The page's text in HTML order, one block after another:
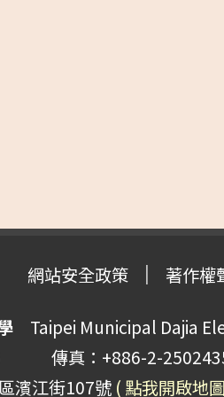
網站安全政策 著作權
Taipei Municipal Dajia
傳真：+886-2-
濱江街107號 ( 點我開啟地